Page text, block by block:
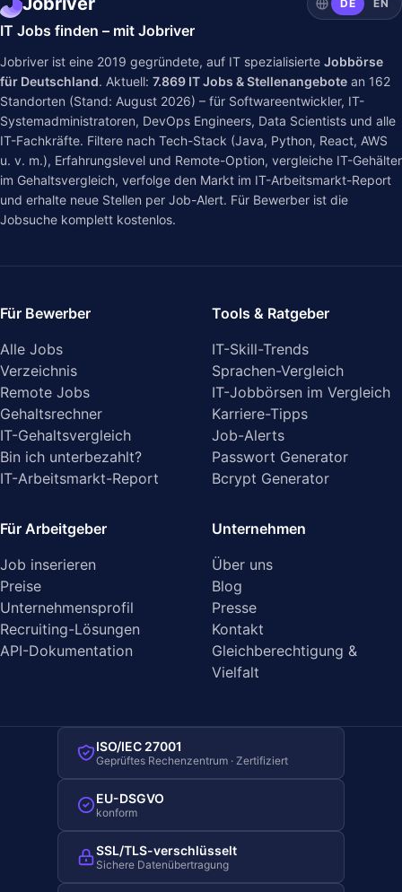
DE EN
IT Jobs finden – mit Jobriver
Jobriver ist eine 2019 gegründete, auf IT spezialisierte Jobbörse
für Deutschland. Aktuell: 7.869 IT Jobs & Stellenangebote an 162
Standorten (Stand: August 2026) – für Softwareentwickler, IT-
Systemadministratoren, DevOps Engineers, Data Scientists und alle
IT-Fachkräfte. Filtere nach Tech-Stack (Java, Python, React, AWS
u. v. m.), Erfahrungslevel und Remote-Option, vergleiche IT-Gehälter
im Gehaltsvergleich, verfolge den Markt im IT-Arbeitsmarkt-Report
und erhalte neue Stellen per Job-Alert. Für Bewerber ist die
Jobsuche komplett kostenlos.
Für Bewerber
Alle Jobs
Verzeichnis
Remote Jobs
Gehaltsrechner
IT-Gehaltsvergleich
Bin ich unterbezahlt?
IT-Arbeitsmarkt-Report
Tools & Ratgeber
IT-Skill-Trends
Sprachen-Vergleich
IT-Jobbörsen im Vergleich
Karriere-Tipps
Job-Alerts
Passwort Generator
Bcrypt Generator
Für Arbeitgeber
Job inserieren
Preise
Unternehmensprofil
Recruiting-Lösungen
API-Dokumentation
Unternehmen
Über uns
Blog
Presse
Kontakt
Gleichberechtigung &
Vielfalt
ISO/IEC 27001
Geprüftes Rechenzentrum · Zertifiziert
EU-DSGVO
konform
SSL/TLS-verschlüsselt
Sichere Datenübertragung